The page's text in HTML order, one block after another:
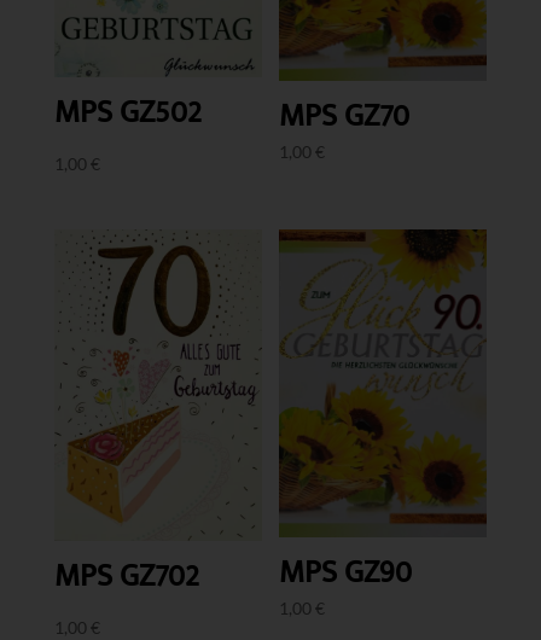
MPS GZ502
1,00 €
MPS GZ70
1,00 €
MPS GZ702
1,00 €
MPS GZ90
1,00 €